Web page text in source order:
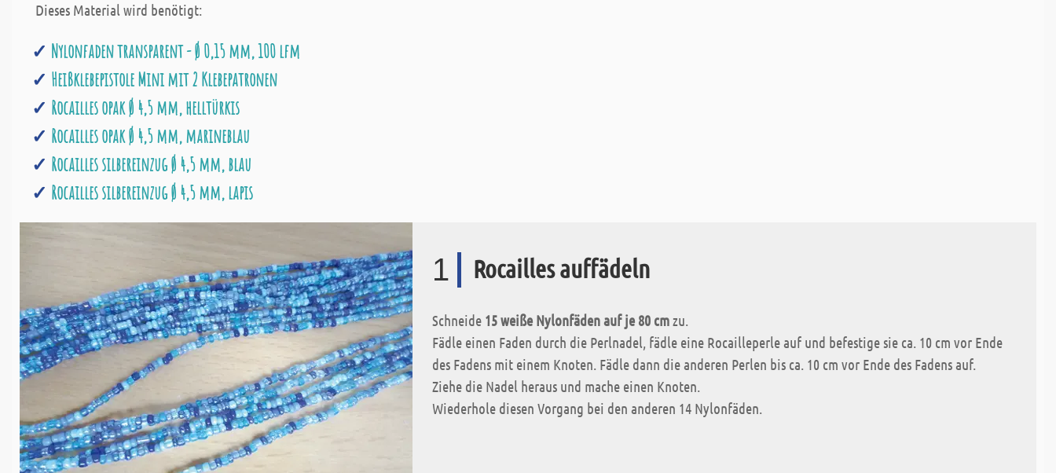
Dieses Material wird benötigt:
Nylonfaden transparent - Ø 0,15 mm, 100 lfm
Heißklebepistole Mini mit 2 Klebepatronen
Rocailles opak Ø 4,5 mm, helltürkis
Rocailles opak Ø 4,5 mm, marineblau
Rocailles silbereinzug Ø 4,5 mm, blau
Rocailles silbereinzug Ø 4,5 mm, lapis
1 Rocailles auffädeln
Schneide 15 weiße Nylonfäden auf je 80 cmzu.
Fädle einen Faden durch die Perlnadel, fädle eine Rocailleperle auf und befestige sie ca. 10 cm vor Ende
des Fadens mit einem Knoten. Fädle dann die anderen Perlen bis ca. 10 cm vor Ende des Fadens auf.
Ziehe die Nadel heraus und mache einen Knoten.
Wiederhole diesen Vorgang bei den anderen 14 Nylonfäden.